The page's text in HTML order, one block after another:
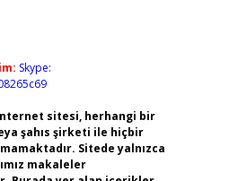
Skype:
sitesi, herhangi bir
şahıs şirketi ile hiçbir
Sitede yalnızca
makaleler